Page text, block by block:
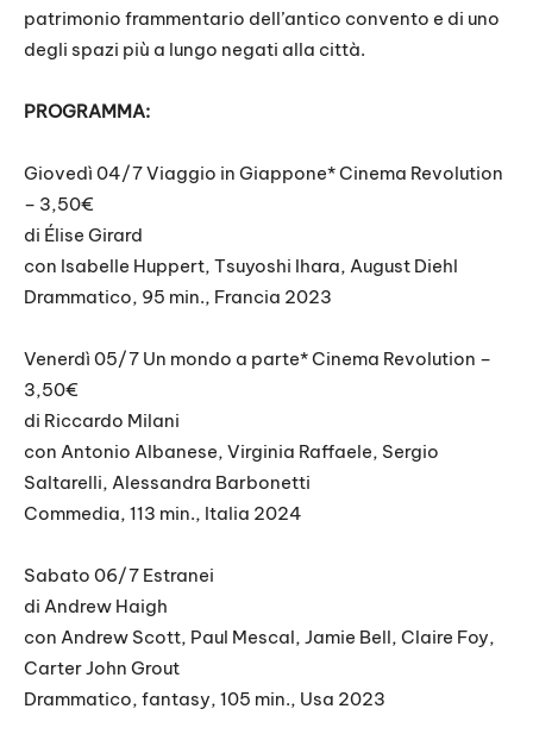
patrimonio frammentario dell’antico convento e di uno
degli spazi più a lungo negati alla città.
PROGRAMMA:
Giovedì 04/7 Viaggio in Giappone* Cinema Revolution
– 3,50€
di Élise Girard
con Isabelle Huppert, Tsuyoshi Ihara, August Diehl
Drammatico, 95 min., Francia 2023
Venerdì 05/7 Un mondo a parte* Cinema Revolution –
3,50€
di Riccardo Milani
con Antonio Albanese, Virginia Raffaele, Sergio
Saltarelli, Alessandra Barbonetti
Commedia, 113 min., Italia 2024
Sabato 06/7 Estranei
di Andrew Haigh
con Andrew Scott, Paul Mescal, Jamie Bell, Claire Foy,
Carter John Grout
Drammatico, fantasy, 105 min., Usa 2023